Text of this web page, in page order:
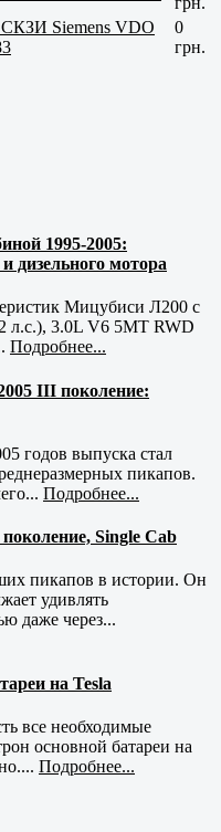
СКЗИ Siemens VDO
0
грн.
1995-2005:
дизельного мотора
Мицубиси Л200 с
л.с.), 3.0L V6 5MT RWD
Подробнее...
III поколение:
годов выпуска стал
пикапов.
Подробнее...
Single Cab
пикапов в истории. Он
удивлять
даже через...
на Tesla
все необходимые
основной батареи на
Подробнее...